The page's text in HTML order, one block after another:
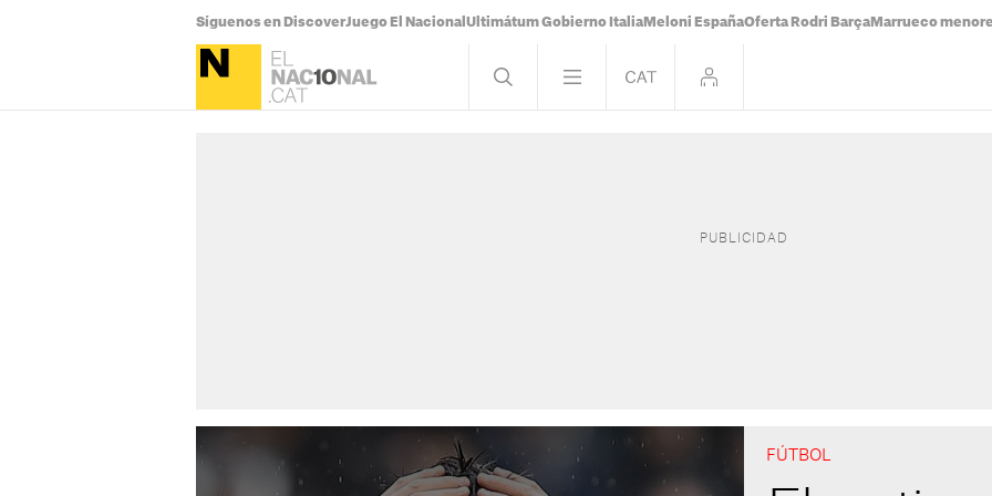
Síguenos en DiscoverJuego El Nacional Ultimátum Gobierno Italia Meloni EspañaOferta Rodri Barça Marrueco
FÚTBOL